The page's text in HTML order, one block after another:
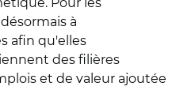
à
afin qu'elles
des filières
et de valeur ajoutée